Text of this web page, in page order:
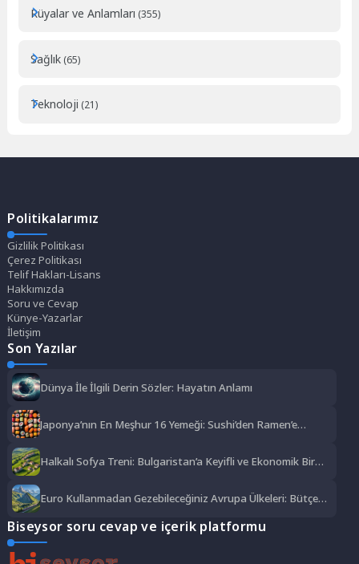
Rüyalar ve Anlamları (355)
Sağlık (65)
Teknoloji (21)
Politikalarımız
Gizlilik Politikası
Çerez Politikası
Telif Hakları-Lisans
Hakkımızda
Soru ve Cevap
Künye-Yazarlar
İletişim
Son Yazılar
Dünya İle İlgili Derin Sözler: Hayatın Anlamı
Japonya’nın En Meşhur 16 Yemeği: Sushi’den Ramen’e
Halkalı Sofya Treni: Bulgaristan’a Keyifli ve Ekonomik Bir
Euro Kullanmadan Gezebileceğiniz Avrupa Ülkeleri: Bütçe
Biseysor soru cevap ve içerik platformu